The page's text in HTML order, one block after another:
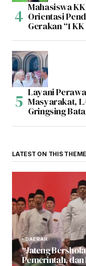
Mahasiswa
Orientasi
Gerakan “1
Layani
Masyarakat,
Gringsing
LATEST ON THIS THEME
DAERAH
“Jateng
Pemerintah,